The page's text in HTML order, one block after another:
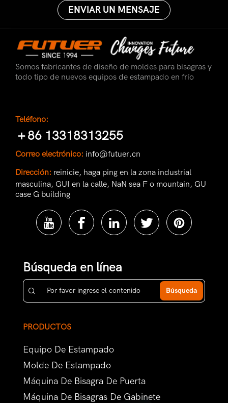
ENVIAR UN MENSAJE
Somos fabricantes de diseño de moldes para bisagras y
todo tipo de nuevos equipos de estampado en frío
Teléfono:
＋86 13318313255
Correo electrónico: info@futuer.cn
Dirección: reinicie, haga ping en la zona industrial
masculina, GUI en la calle, NaN sea F o mountain, GU
case G building
Búsqueda en línea
Búsqueda
PRODUCTOS
Equipo De Estampado
Molde De Estampado
Máquina De Bisagra De Puerta
Máquina De Bisagras De Gabinete